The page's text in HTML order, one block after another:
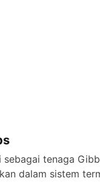
tenaga
dalam sistem